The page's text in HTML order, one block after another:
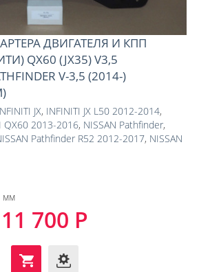
ДВИГАТЕЛЯ И КПП
QX60 (JX35) V3,5
V-3,5 (2014-)
JX, INFINITI JX L50 2012-2014,
QX60 2013-2016, NISSAN Pathfinder,
Pathfinder R52 2012-2017, NISSAN
мм
11 700 Р